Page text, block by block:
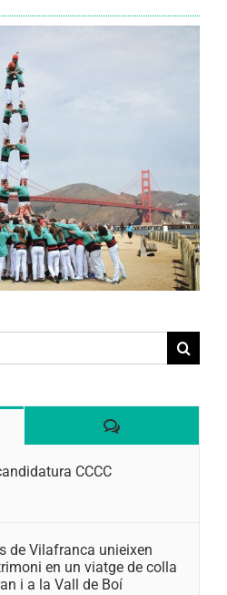
Comentaris
CCCC
de Vilafranca unieixen
en un viatge de colla
i a la Vall de Boí